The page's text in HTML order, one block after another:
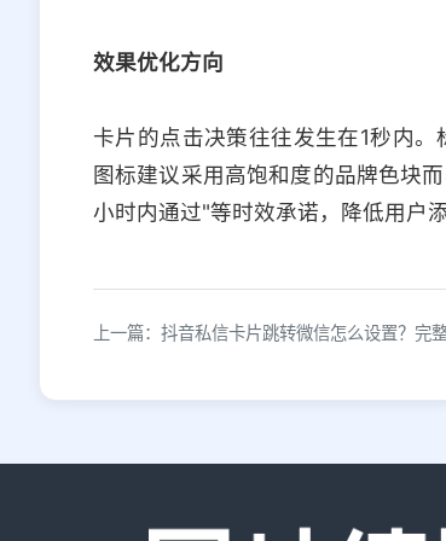
效果优化方向
卡片的点击决策往往发生在1秒内
图标建议采用高饱和度的品牌色块
小时内通过"等时效承诺，降低用户
上一篇：抖音私信卡片跳转微信怎么设置？完